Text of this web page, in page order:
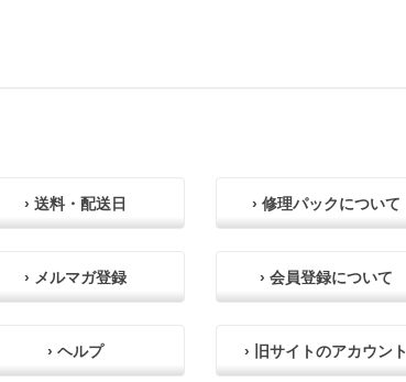
› 送料・配送日 › 修理パックについて
› メルマガ登録 › 会員登録について
› ヘルプ › 旧サイトのアカウント